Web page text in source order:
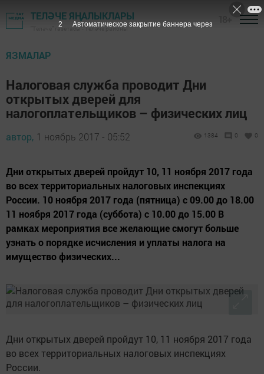
ТЕЛӘЧЕ ЯҢАЛЫКЛАРЫ
"Теләче" газетасы - Теләче районы
ЯЗМАЛАР
Налоговая служба проводит Дни
открытых дверей для
налогоплательщиков – физических лиц
автор, 1 ноябрь 2017 - 05:52 1384 0 0
Дни открытых дверей пройдут 10, 11 ноября 2017 года
во всех территориальных налоговых инспекциях
России. 10 ноября 2017 года (пятница) с 09.00 до 18.00
11 ноября 2017 года (суббота) с 10.00 до 15.00 В
рамках мероприятия все желающие смогут больше
узнать о порядке исчисления и уплаты налога на
имущество физических...
Дни открытых дверей пройдут 10, 11 ноября 2017 года
во всех территориальных налоговых инспекциях
России.
1 Автоматическое закрытие баннера через